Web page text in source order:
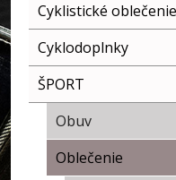
Cyklistické
Cyklodoplnky
ŠPORT
Obuv
Oblečenie